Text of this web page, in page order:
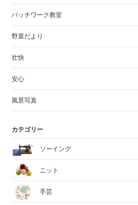
パッチワーク教室
野菜だより
壮快
安心
風景写真
カテゴリー
ソーイング
ニット
手芸